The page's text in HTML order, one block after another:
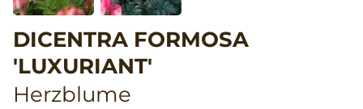
DICENTRA FORMOSA
'LUXURIANT'
Herzblume